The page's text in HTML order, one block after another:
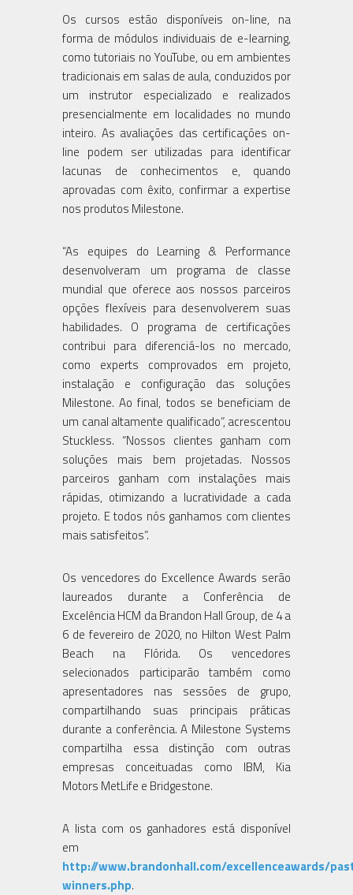
Os cursos estão disponíveis on-line, na
forma de módulos individuais de e-learning,
como tutoriais no YouTube, ou em ambientes
tradicionais em salas de aula, conduzidos por
um instrutor especializado e realizados
presencialmente em localidades no mundo
inteiro. As avaliações das certificações on-
line podem ser utilizadas para identificar
lacunas de conhecimentos e, quando
aprovadas com êxito, confirmar a expertise
nos produtos Milestone.
“As equipes do Learning & Performance
desenvolveram um programa de classe
mundial que oferece aos nossos parceiros
opções flexíveis para desenvolverem suas
habilidades. O programa de certificações
contribui para diferenciá-los no mercado,
como experts comprovados em projeto,
instalação e configuração das soluções
Milestone. Ao final, todos se beneficiam de
um canal altamente qualificado”, acrescentou
Stuckless. “Nossos clientes ganham com
soluções mais bem projetadas. Nossos
parceiros ganham com instalações mais
rápidas, otimizando a lucratividade a cada
projeto. E todos nós ganhamos com clientes
mais satisfeitos”.
Os vencedores do Excellence Awards serão
laureados durante a Conferência de
Excelência HCM da Brandon Hall Group, de 4 a
6 de fevereiro de 2020, no Hilton West Palm
Beach na Flórida. Os vencedores
selecionados participarão também como
apresentadores nas sessões de grupo,
compartilhando suas principais práticas
durante a conferência. A Milestone Systems
compartilha essa distinção com outras
empresas conceituadas como IBM, Kia
Motors MetLife e Bridgestone.
A lista com os ganhadores está disponível
em
http://www.brandonhall.com/excellenceawards/
winners.php.